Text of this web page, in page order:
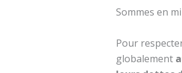
Sommes en
Pour
globalement